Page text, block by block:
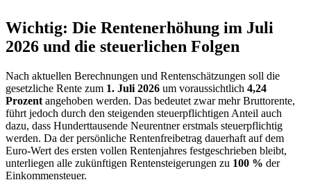
Wichtig: Die Rentenerhöhung im Juli
2026 und die steuerlichen Folgen
Nach aktuellen Berechnungen und Rentenschätzungen soll die
gesetzliche Rente zum 1. Juli 2026 um voraussichtlich 4,24
Prozent angehoben werden. Das bedeutet zwar mehr Bruttorente,
führt jedoch durch den steigenden steuerpflichtigen Anteil auch
dazu, dass Hunderttausende Neurentner erstmals steuerpflichtig
werden. Da der persönliche Rentenfreibetrag dauerhaft auf dem
Euro-Wert des ersten vollen Rentenjahres festgeschrieben bleibt,
unterliegen alle zukünftigen Rentensteigerungen zu 100 % der
Einkommensteuer.